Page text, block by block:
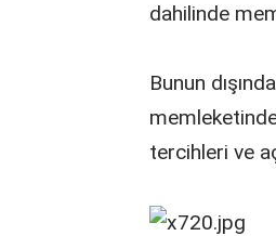
dahilinde
Bunun
tercihleri ve